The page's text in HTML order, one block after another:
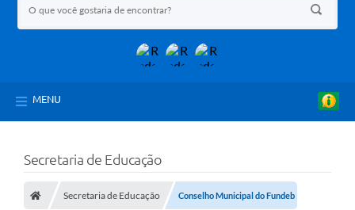
MENU
Secretaria de Educação
Secretaria de Educação Conselho Municipal do Fundeb